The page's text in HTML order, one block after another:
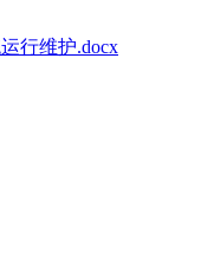
行维护.docx